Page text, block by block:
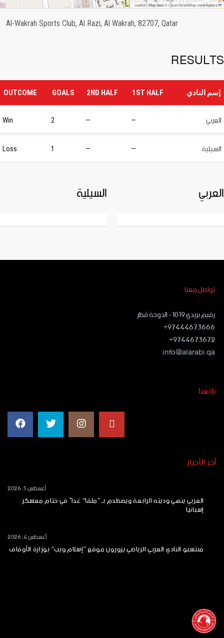
Leaflet
|Map data ©OpenStreetMapcontributors
Al-Wakrah Sports Club, Al Razi, Al Wakrah, 82707, Qatar
RESULTS
إسم النادي 1ST HALF
2ND HALF
GOALS
OUTCOME
العربي —
—
2
Win
السيلية —
—
1
Loss
العربي السيلية
تواصل معنا
رقيم بريدي ١٠١٩ - الدوحة قطر
97444673666+
9744673672+
info@alarabi.qa
تابعنا
أخر الأخبار
العربي ينهي وديته الرابعة ويصطدم بـ “ملقا” غداً في ختام معسكر
إسبانيا
أغسطس 5, 2026
منتسبو النادي العربي الرياضي يزورون موقع “إسلام ويب” بوزارة الأوقاف
أغسطس 4, 2026